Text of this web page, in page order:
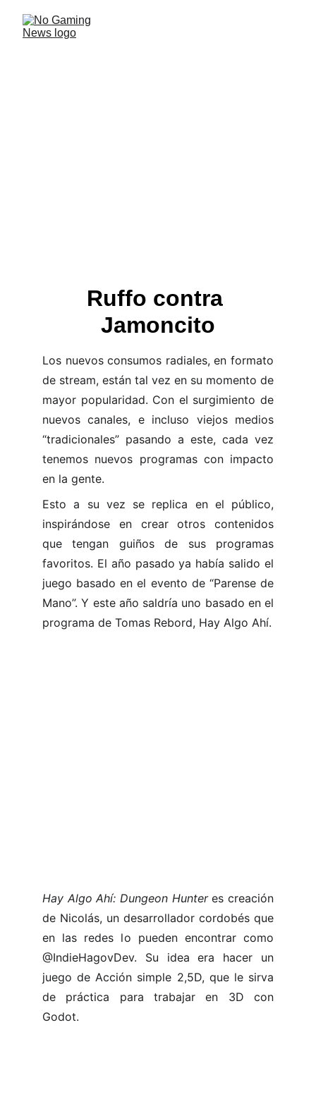
Ruffo contra
Jamoncito
Los nuevos consumos radiales, en formato
de stream, están tal vez en su momento de
mayor popularidad. Con el surgimiento de
nuevos canales, e incluso viejos medios
“tradicionales” pasando a este, cada vez
tenemos nuevos programas con impacto
en la gente.
Esto a su vez se replica en el público,
inspirándose en crear otros contenidos
que tengan guiños de sus programas
favoritos. El año pasado ya había salido el
juego basado en el evento de “Parense de
Mano”. Y este año saldría uno basado en el
programa de Tomas Rebord, Hay Algo Ahí.
Hay Algo Ahí: Dungeon Hunteres creación
de Nicolás, un desarrollador cordobés que
en las redes lo pueden encontrar como
@IndieHagovDev. Su idea era hacer un
juego de Acción simple 2,5D, que le sirva
de práctica para trabajar en 3D con
Godot.